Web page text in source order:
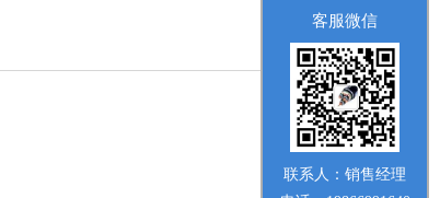
客服微信
联系人：销售经理